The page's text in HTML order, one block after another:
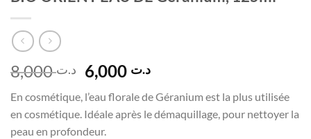
د.ت8,000
Le
prix
initial
était :
د.تLe
actuel
est :
En cosmétique, l’eau florale de Géranium est la plus utilisée
en cosmétique. Idéale après le démaquillage, pour nettoyer la
peau en profondeur.